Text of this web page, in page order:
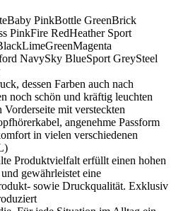
Baby PinkBottle GreenBrick
PinkFire RedHeather Sport
LimeGreenMagenta
NavySky BlueSport GreySteel
dessen Farben auch nach
noch schön und kräftig leuchten
Vorderseite mit versteckten
angenehme Passform
in vielen verschiedenen
Produktvielfalt erfüllt einen hohen
gewährleistet eine
sowie Druckqualität. Exklusiv